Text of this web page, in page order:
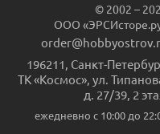
© 2002 –
ООО
196211 Санкт-
ТК «Космос», ул.
д. 27/39, 2
ежедневно c 10:00 до